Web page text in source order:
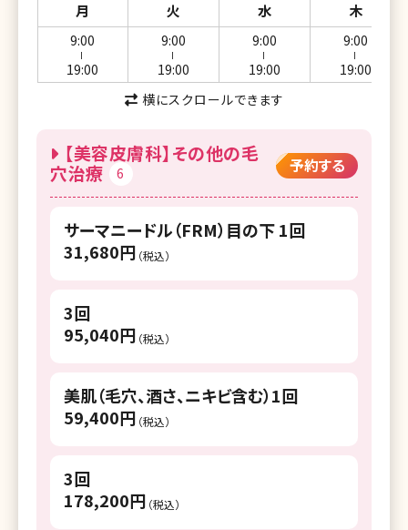
月
火 水 木
9:00
19:00
9:00
19:00
9:00
19:00
9:00
19:00
横にスクロールできます
【美容皮膚科】その他の毛
穴治療
6 予約する
サーマニードル（FRM）目の下 1回
31,680円 （税込）
3回
95,040円 （税込）
美肌（毛穴、酒さ、ニキビ含む）1回
59,400円 （税込）
3回
178,200円 （税込）